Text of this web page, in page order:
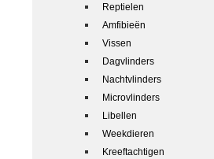
Reptielen
Amfibieën
Vissen
Dagvlinders
Nachtvlinders
Microvlinders
Libellen
Weekdieren
Kreeftachtigen